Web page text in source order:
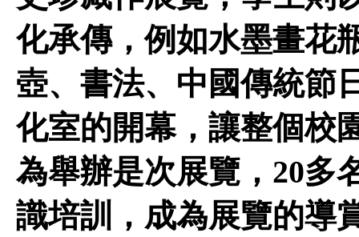
化承傳，例如水墨畫花
壺、書法、中國傳統節
化室的開幕，讓整個校
為舉辦是次展覽，20多
識培訓，成為展覽的導